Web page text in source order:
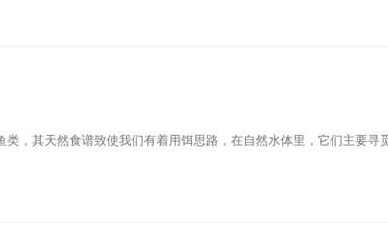
，其天然食谱致使我们有着用饵思路，在自然水体里，它们主要寻